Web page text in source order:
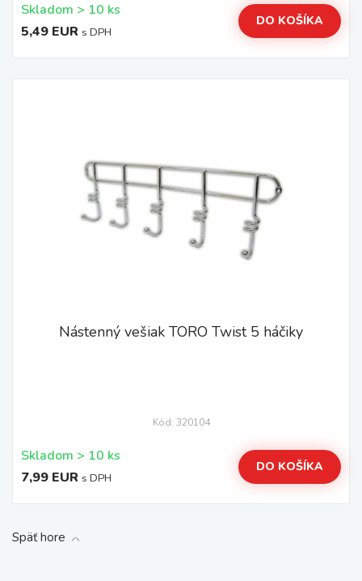
Skladom > 10 ks
5,49 EUR s DPH
DO KOŠÍKA
Nástenný vešiak TORO Twist 5 háčiky
Kód: 320104
Skladom > 10 ks
7,99 EUR s DPH
DO KOŠÍKA
Späť hore